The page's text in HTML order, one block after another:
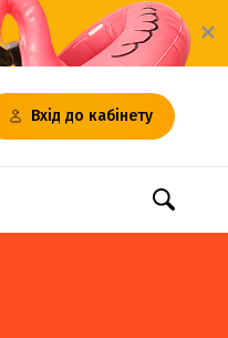
✕
Вхід до кабінету